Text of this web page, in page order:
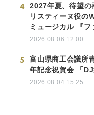
4
2027年夏、待望の
リスティーヌ役の
ミュージカル 『フ
2026.08.06 12:00
5
富山県商工会議所
年記念祝賀会 「
2026.08.04 15:25